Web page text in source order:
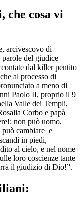
che cosa vi
arcivescovo di
parole del giudice
dal killer pentito
al processo di
a meno di
Paolo II, proprio il 9
Valle dei Templi,
Corbo e papà
non può uomo,
può cambiare e
in piedi,
al cielo, e nel nome
loro coscienze tante
il giudizio di Dio!”.